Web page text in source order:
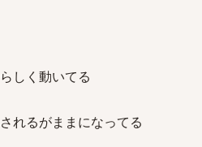
しく動いてる
れるがままになってる